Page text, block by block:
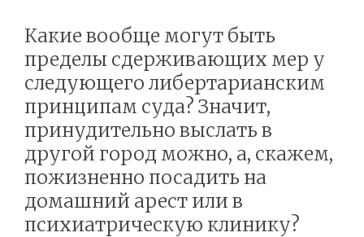
Какие вообще могут быть
пределы сдерживающих мер у
следующего либертарианским
принципам суда? Значит,
принудительно выслать в
другой город можно, а, скажем,
пожизненно посадить на
домашний арест или в
психиатрическую клинику?